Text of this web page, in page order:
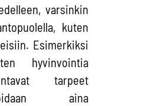
varsinkin
kuten
Esimerkiksi
hyvinvointia
tarpeet
aina